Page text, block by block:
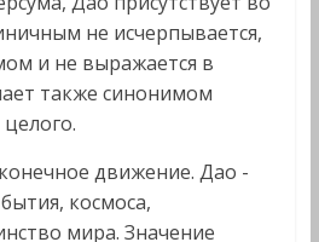
не исчерпывается,
и не выражается в
также синонимом
движение. Дао -
космоса,
мира. Значение